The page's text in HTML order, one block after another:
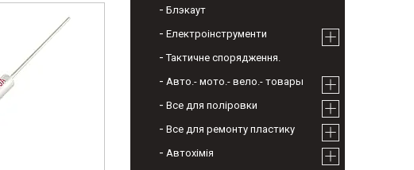
Блэкаут
Електроінструменти
Тактичне спорядження.
Авто.- мото.- вело.- товары
Все для поліровки
Все для ремонту пластику
Автохімія